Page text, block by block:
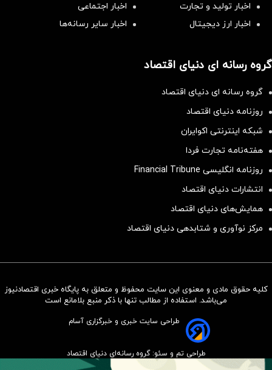
سرمایه‌گذاری همسنگ با شاخص
اخبار تولید و تجارت
اخبار اجتماعی
اخبار ارز دیجیتال
اخبار سایر رسانه‌‌ها
گروه رسانه ای دنیای اقتصاد
گروه رسانه ای دنیای اقتصاد
روزنامه دنیای اقتصاد
شبکه اینترنتی اکوایران
هفته‌نامه تجارت فردا
روزنامه انگلیسی Financial Tribune
انتشارات دنیای اقتصاد
همایش‌های دنیای اقتصاد
مرکز نوآوری و شتابدهی دنیای اقتصاد
کلیه حقوق مادی و معنوی این سایت محفوظ و متعلق به پایگاه خبری اقتصادنیوز
می‌باشد. استفاده از مطالب تنها با ذکر منبع بلامانع است
طراحی سایت خبری و خبرگزاری آسام
طراحی تم و سئو: گروه رسانه‌ای دنیای اقتصاد